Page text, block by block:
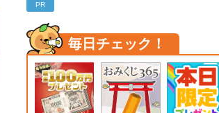
PR
毎日チェック！